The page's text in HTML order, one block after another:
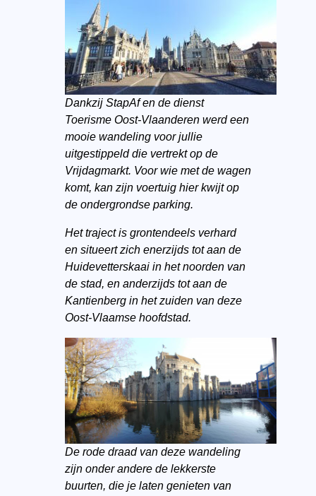
Dankzij StapAf en de dienst
Toerisme Oost-Vlaanderen werd een
mooie wandeling voor jullie
uitgestippeld die vertrekt op de
Vrijdagmarkt. Voor wie met de wagen
komt, kan zijn voertuig hier kwijt op
de ondergrondse parking.
Het traject is grontendeels verhard
en situeert zich enerzijds tot aan de
Huidevetterskaai in het noorden van
de stad, en anderzijds tot aan de
Kantienberg in het zuiden van deze
Oost-Vlaamse hoofdstad.
De rode draad van deze wandeling
zijn onder andere de lekkerste
buurten, die je laten genieten van